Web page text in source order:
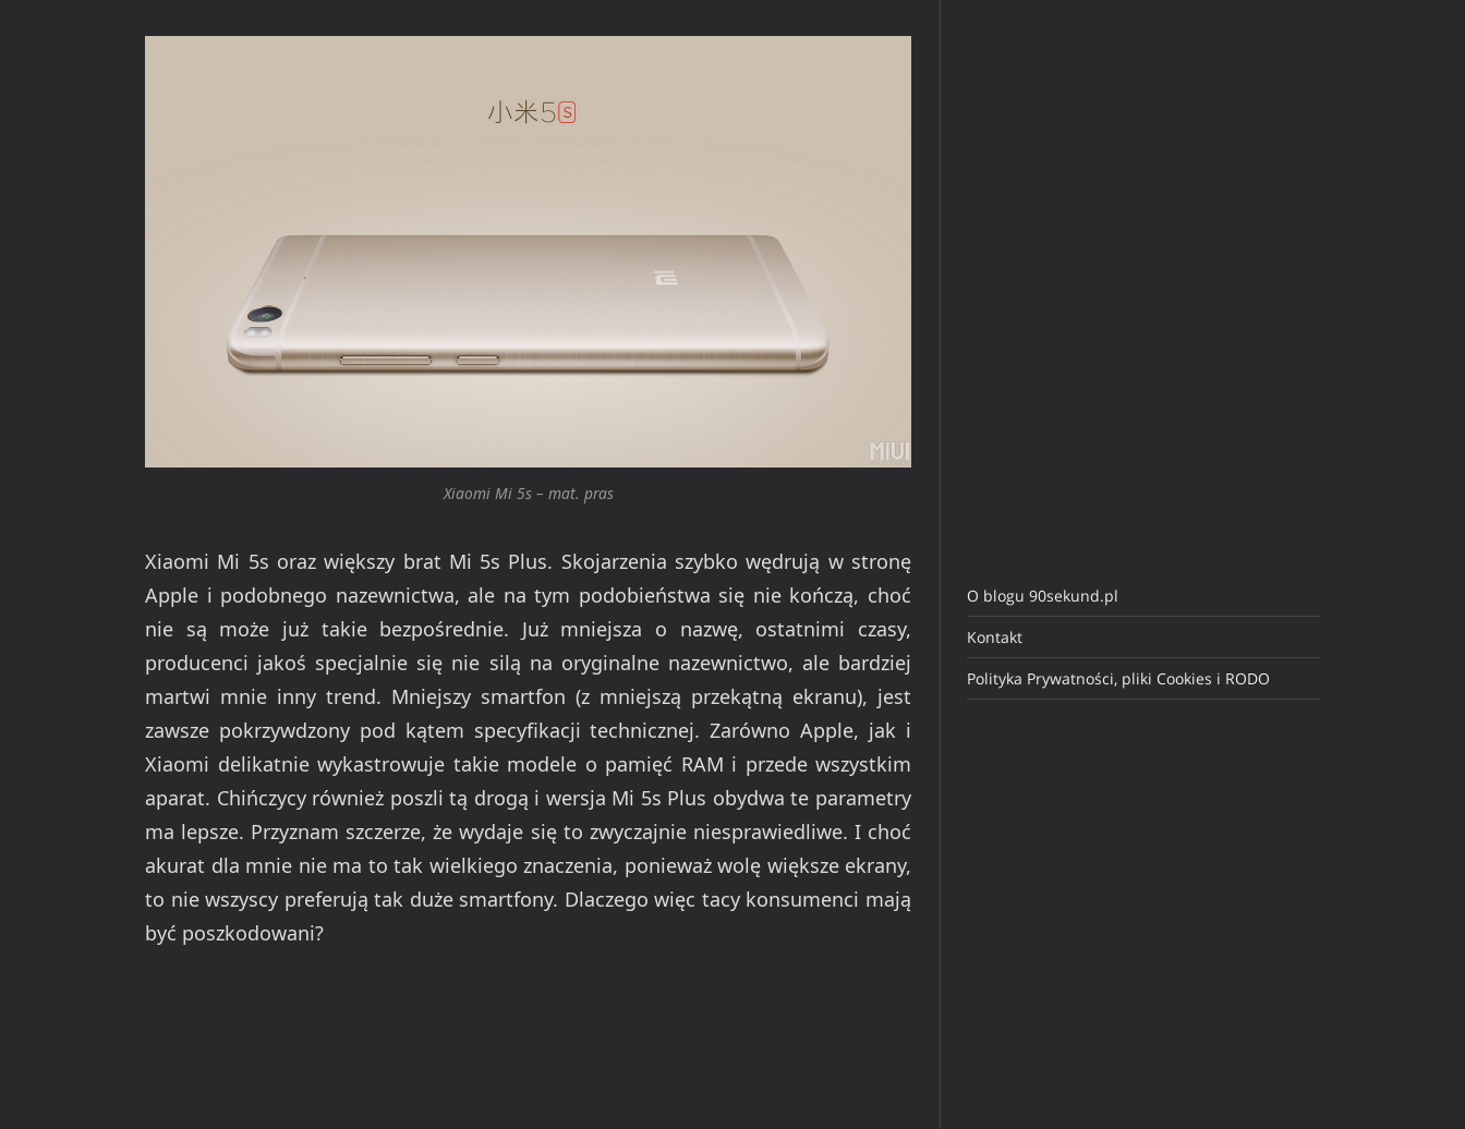
Xiaomi Mi 5s – mat. pras
Xiaomi Mi 5s oraz większy brat Mi 5s Plus. Skojarzenia szybko wędrują w stronę
Apple i podobnego nazewnictwa, ale na tym podobieństwa się nie kończą, choć
nie są może już takie bezpośrednie. Już mniejsza o nazwę, ostatnimi czasy,
producenci jakoś specjalnie się nie silą na oryginalne nazewnictwo, ale bardziej
martwi mnie inny trend. Mniejszy smartfon (z mniejszą przekątną ekranu), jest
zawsze pokrzywdzony pod kątem specyfikacji technicznej. Zarówno Apple, jak i
Xiaomi delikatnie wykastrowuje takie modele o pamięć RAM i przede wszystkim
aparat. Chińczycy również poszli tą drogą i wersja Mi 5s Plus obydwa te parametry
ma lepsze. Przyznam szczerze, że wydaje się to zwyczajnie niesprawiedliwe. I choć
akurat dla mnie nie ma to tak wielkiego znaczenia, ponieważ wolę większe ekrany,
to nie wszyscy preferują tak duże smartfony. Dlaczego więc tacy konsumenci mają
być poszkodowani?
O blogu 90sekund.pl
Kontakt
Polityka Prywatności, pliki Cookies i RODO